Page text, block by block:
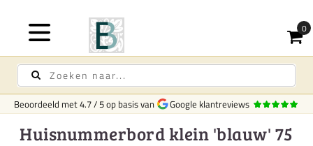
Beoordeeld met4.7/5op basis van Google klantreviews
Huisnummerbord klein 'blauw' 75